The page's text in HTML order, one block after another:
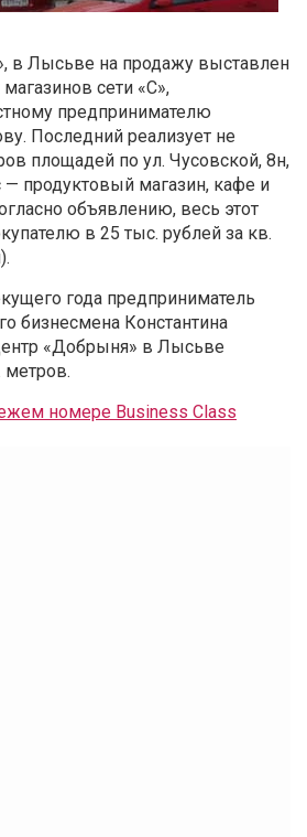
в Лысьве на продажу выставлен
сети «С»,
предпринимателю
Последний реализует не
площадей по ул. Чусовской, 8н,
— продуктовый магазин, кафе и
объявлению, весь этот
в 25 тыс. рублей за кв.
года предприниматель
бизнесмена Константина
«Добрыня» в Лысьве
номере Business Class